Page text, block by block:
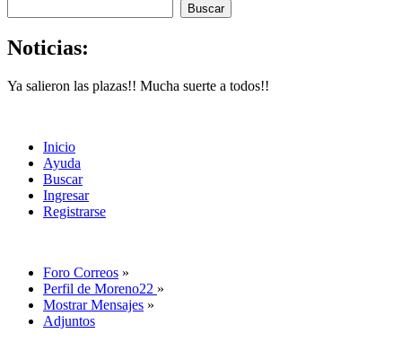
Noticias:
Ya salieron las plazas!! Mucha suerte a todos!!
Inicio
Ayuda
Buscar
Ingresar
Registrarse
Foro Correos »
Perfil de Moreno22 »
Mostrar Mensajes »
Adjuntos